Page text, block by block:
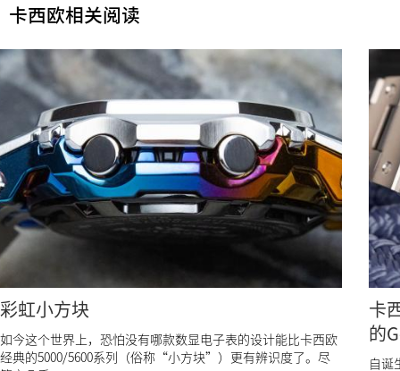
卡西欧相关阅读
彩虹小方块
如今这个世界上，恐怕没有哪款数显电子表的设计能比卡西欧
经典的5000/5600系列（俗称“小方块”）更有辨识度了。尽
卡
的
自诞